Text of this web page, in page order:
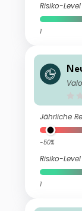
Risiko-Level
1
Jährliche
-50%
Risiko-Level
1